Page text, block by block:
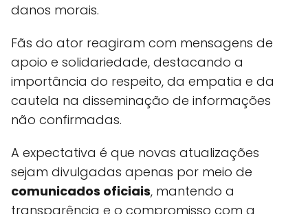
danos morais.
Fãs do ator reagiram com mensagens de
apoio e solidariedade, destacando a
importância do respeito, da empatia e da
cautela na disseminação de informações
não confirmadas.
A expectativa é que novas atualizações
sejam divulgadas apenas por meio de
comunicados oficiais, mantendo a
transparência e o compromisso com a